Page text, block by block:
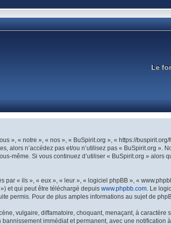
Le
», « notre », « nos », « BuSpirit.org », « https://
alors n’accédez pas et/ou n’utilisez pas « BuSpirit.org
même. Si vous continuez d’utiliser « BuSpirit.org »
par « ils », « eux », « leur », « logiciel phpBB », «
et qui peut être téléchargé depuis www.phpbb.com. Le
permis. Pour de plus amples informations au sujet de
vulgaire, diffamatoire, choquant, menaçant, à
immédiat et permanent, avec une